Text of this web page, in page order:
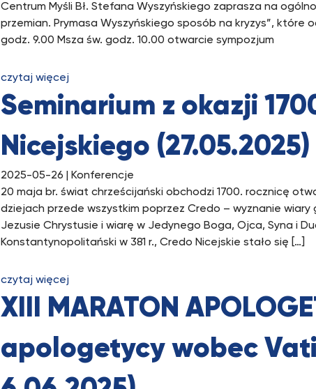
Centrum Myśli Bł. Stefana Wyszyńskiego zaprasza na
przemian. Prymasa Wyszyńskiego sposób na kryzys”, które
godz. 9.00 Msza św. godz. 10.00 otwarcie sympozjum
czytaj więcej
Seminarium z okazji
Nicejskiego (27.05.2025)
2025-05-26 | Konferencje
20 maja br. świat chrześcijański obchodzi 1700. rocznicę
dziejach przede wszystkim poprzez Credo – wyznanie
Jezusie Chrystusie i wiarę w Jedynego Boga, Ojca, Syna i
Konstantynopolitański w 381 r., Credo Nicejskie stało się […]
czytaj więcej
XIII MARATON
apologetycy wobec